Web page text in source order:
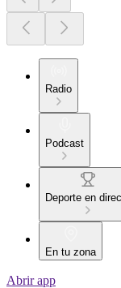
Radio
Podcast
Deporte en
En tu zona
Abrir app